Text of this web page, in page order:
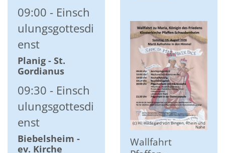
09:00
Einsch
ulungsgottesdi
enst
Planig - St.
Gordianus
09:30
Einsch
ulungsgottesdi
enst
Biebelsheim -
ev. Kirche
(c) Hl. Hildegard von Bingen, Rhein und
Nahe
Wallfahrt